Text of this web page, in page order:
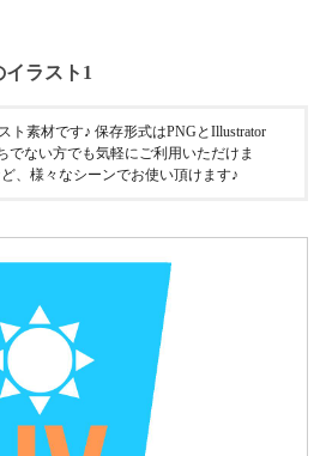
ラスト1
ト素材です♪ 保存形式はPNGとIllustrator
でない方でも気軽にご利用いただけま
、様々なシーンでお使い頂けます♪